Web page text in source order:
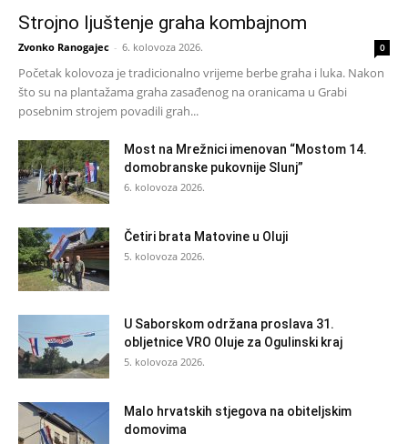
Strojno ljuštenje graha kombajnom
Zvonko Ranogajec - 6. kolovoza 2026. 0
Početak kolovoza je tradicionalno vrijeme berbe graha i luka. Nakon
što su na plantažama graha zasađenog na oranicama u Grabi
posebnim strojem povadili grah...
Most na Mrežnici imenovan “Mostom 14.
domobranske pukovnije Slunj”
6. kolovoza 2026.
Četiri brata Matovine u Oluji
5. kolovoza 2026.
U Saborskom održana proslava 31.
obljetnice VRO Oluje za Ogulinski kraj
5. kolovoza 2026.
Malo hrvatskih stjegova na obiteljskim
domovima